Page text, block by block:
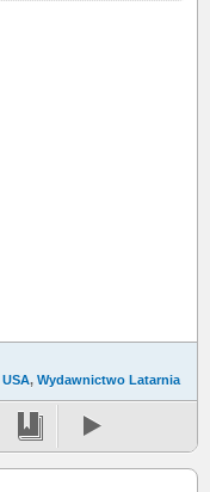
USA, Wydawnictwo Latarnia